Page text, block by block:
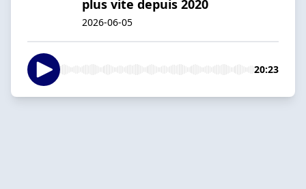
plus vite depuis 2020
2026-06-05
20:23